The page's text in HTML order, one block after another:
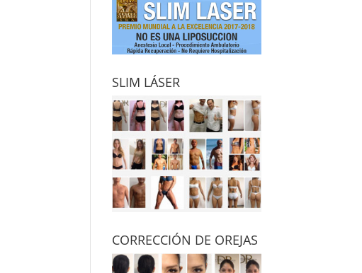
SLIM LÁSER
CORRECCIÓN DE OREJAS